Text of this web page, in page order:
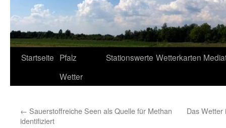
Startseite Pfalz
Wetter
Stationswerte Wetterkarten
← Sauerstoffreiche Seen als Quelle für Methan
identifiziert
Das Wetter